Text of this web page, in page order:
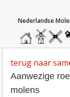
home
terug naar
Aanwezige
molens